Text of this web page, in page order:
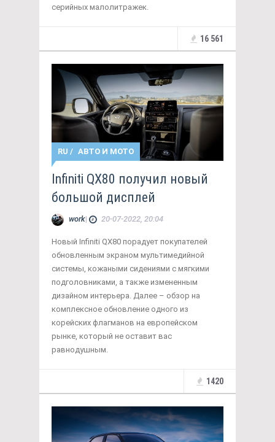
серийных малолитражек.
16 561
RU / АВТО И МОТО
Infiniti QX80 получил новый
большой дисплей
work| 20-07-2022, 20:04
Новый Infiniti QX80 порадует покупателей
обновленным экраном мультимедийной
системы, кожаными сидениями с мягкими
подголовниками, а также измененным
дизайном интерьера. Далее – обзор на
комплексное обновление одного из
корейских флагманов на европейском
рынке, который не оставит вас
равнодушным.
1420